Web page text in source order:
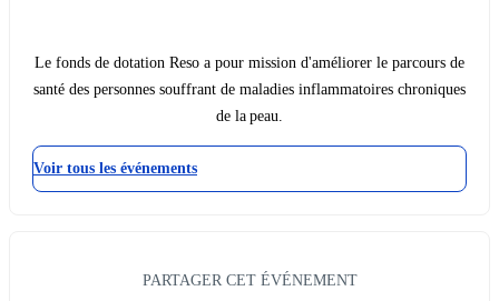
Le fonds de dotation Reso a pour mission d'améliorer le parcours de
santé des personnes souffrant de maladies inflammatoires chroniques
de la peau.
Voir tous les événements
PARTAGER CET ÉVÉNEMENT